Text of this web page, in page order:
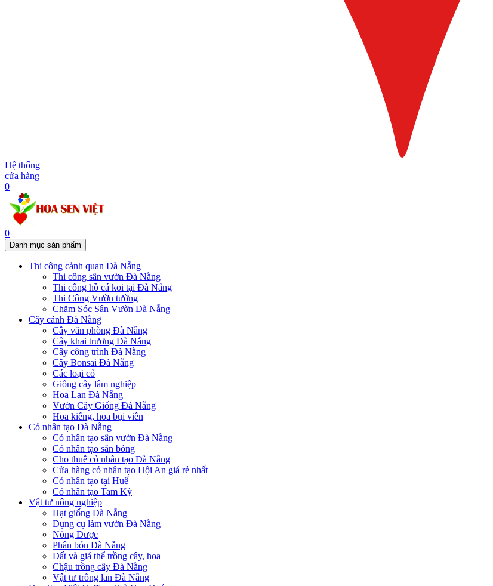
Hệ thống
cửa hàng
0
0
Danh mục sản phẩm
Thi công cảnh quan Đà Nẵng
Thi công sân vườn Đà Nẵng
Thi công hồ cá koi tại Đà Nẵng
Thi Công Vườn tường
Chăm Sóc Sân Vườn Đà Nẵng
Cây cảnh Đà Nẵng
Cây văn phòng Đà Nẵng
Cây khai trương Đà Nẵng
Cây công trình Đà Nẵng
Cây Bonsai Đà Nẵng
Các loại cỏ
Giống cây lâm nghiệp
Hoa Lan Đà Nẵng
Vườn Cây Giống Đà Nẵng
Hoa kiểng, hoa bụi viền
Cỏ nhân tạo Đà Nẵng
Cỏ nhân tạo sân vườn Đà Nẵng
Cỏ nhân tạo sân bóng
Cho thuê cỏ nhân tạo Đà Nẵng
Cửa hàng cỏ nhân tạo Hội An giá rẻ nhất
Cỏ nhân tạo tại Huế
Cỏ nhân tạo Tam Kỳ
Vật tư nông nghiệp
Hạt giống Đà Nẵng
Dụng cụ làm vườn Đà Nẵng
Nông Dược
Phân bón Đà Nẵng
Đất và giá thể trồng cây, hoa
Chậu trồng cây Đà Nẵng
Vật tư trồng lan Đà Nẵng